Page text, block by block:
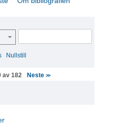
Nullstill
av 182 Neste >>